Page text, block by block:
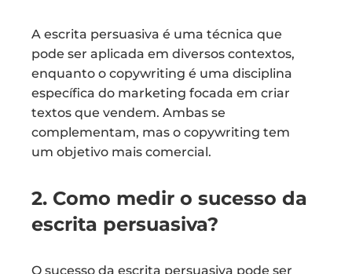
A escrita persuasiva é uma técnica que
pode ser aplicada em diversos contextos,
enquanto o copywriting é uma disciplina
específica do marketing focada em criar
textos que vendem. Ambas se
complementam, mas o copywriting tem
um objetivo mais comercial.
2. Como medir o sucesso da
escrita persuasiva?
O sucesso da escrita persuasiva pode ser